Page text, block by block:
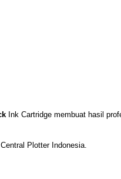
Ink Cartridge membuat hasil
Plotter Indonesia.